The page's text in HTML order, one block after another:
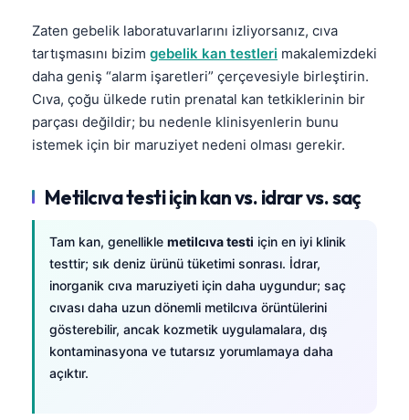
Zaten gebelik laboratuvarlarını izliyorsanız, cıva
tartışmasını bizim gebelik kan testleri makalemizdeki
daha geniş “alarm işaretleri” çerçevesiyle birleştirin.
Cıva, çoğu ülkede rutin prenatal kan tetkiklerinin bir
parçası değildir; bu nedenle klinisyenlerin bunu
istemek için bir maruziyet nedeni olması gerekir.
Metilcıva testi için kan vs. idrar vs. saç
Tam kan, genellikle metilcıva testi için en iyi klinik
testtir; sık deniz ürünü tüketimi sonrası. İdrar,
inorganik cıva maruziyeti için daha uygundur; saç
cıvası daha uzun dönemli metilcıva örüntülerini
gösterebilir, ancak kozmetik uygulamalara, dış
kontaminasyona ve tutarsız yorumlamaya daha
açıktır.